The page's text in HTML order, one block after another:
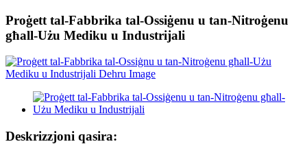
Proġett tal-Fabbrika tal-Ossiġenu u tan-Nitroġenu
għall-Użu Mediku u Industrijali
Deskrizzjoni qasira: